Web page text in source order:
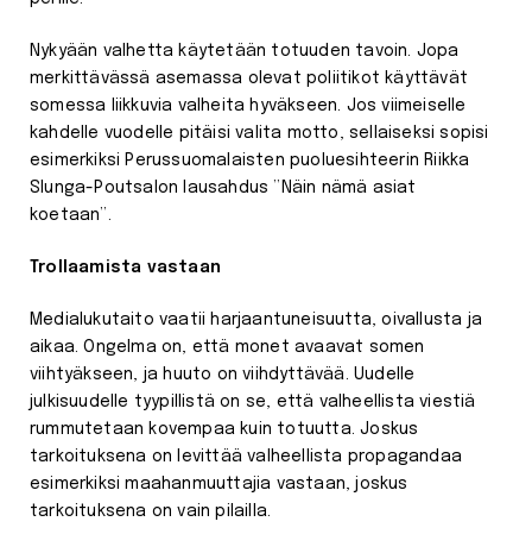
Nykyään valhetta käytetään totuuden tavoin. Jopa
merkittävässä asemassa olevat poliitikot käyttävät
somessa liikkuvia valheita hyväkseen. Jos viimeiselle
kahdelle vuodelle pitäisi valita motto, sellaiseksi sopisi
esimerkiksi Perussuomalaisten puoluesihteerin Riikka
Slunga-Poutsalon lausahdus ”Näin nämä asiat
koetaan”.
Trollaamista vastaan
Medialukutaito vaatii harjaantuneisuutta, oivallusta ja
aikaa. Ongelma on, että monet avaavat somen
viihtyäkseen, ja huuto on viihdyttävää. Uudelle
julkisuudelle tyypillistä on se, että valheellista viestiä
rummutetaan kovempaa kuin totuutta. Joskus
tarkoituksena on levittää valheellista propagandaa
esimerkiksi maahanmuuttajia vastaan, joskus
tarkoituksena on vain pilailla.